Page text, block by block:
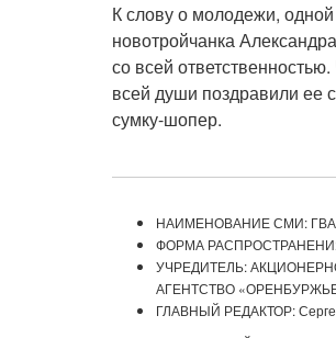
К слову о молодежи,
новотройчанка
со всей
всей души поздравили ее
сумку-шопер.
НАИМЕНОВАНИЕ СМИ:
ФОРМА
УЧРЕДИТЕЛЬ:
АГЕНТСТВО
ГЛАВНЫЙ РЕДАКТОР: